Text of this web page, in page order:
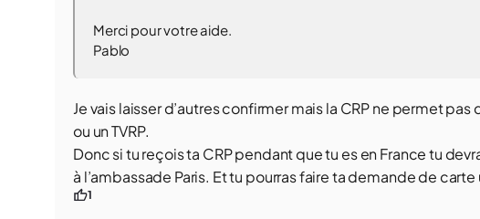
Merci pour votre aide.
Pablo
Je vais laisser d’autres confirmer mais la CRP ne permet
ou un TVRP.
Donc si tu reçois ta CRP pendant que tu es en France tu
à l’ambassade Paris. Et tu pourras faire ta demande de
1